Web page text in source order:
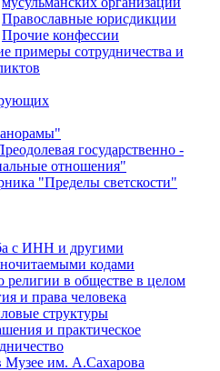
Православные юрисдикции
Прочие конфессии
примеры сотрудничества и
государственно -
отношения"
"Пределы светскости"
с ИНН и другими
кодами
религии в обществе в целом
и права человека
структуры
и практическое
Музее им. А.Сахарова